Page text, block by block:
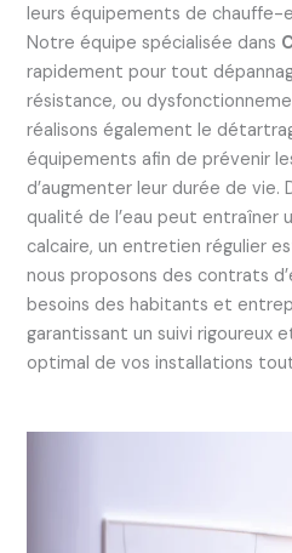
leurs équipements de chauffe-
Notre équipe spécialisée dans
rapidement pour tout
résistance, ou
réalisons également le
équipements afin de prévenir
d’augmenter leur durée de vie.
qualité de l’eau peut entraîner
calcaire, un entretien régulier
nous proposons des contrats
besoins des habitants et
garantissant un suivi rigoureux
optimal de vos installations